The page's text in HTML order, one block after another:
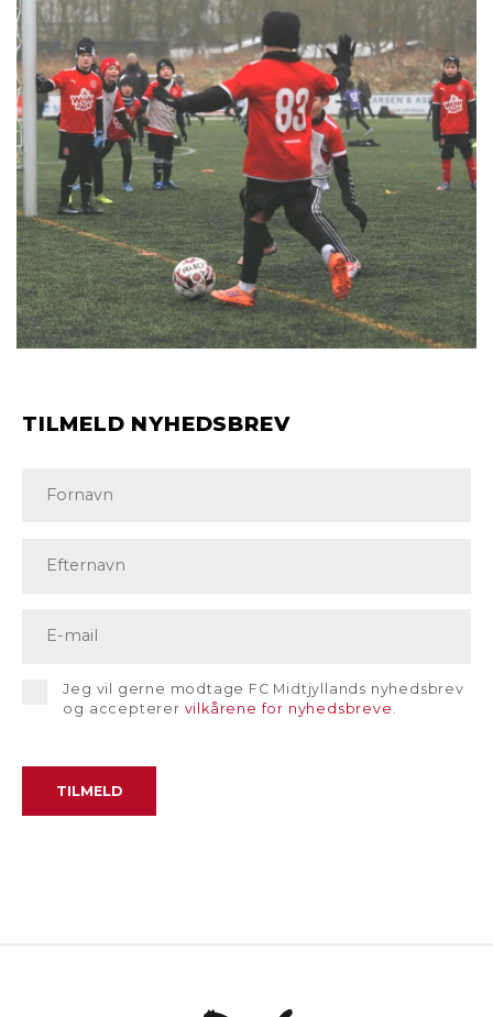
TILMELD NYHEDSBREV
Jeg vil gerne modtage FC Midtjyllands nyhedsbrev
og accepterer vilkårene for nyhedsbreve .